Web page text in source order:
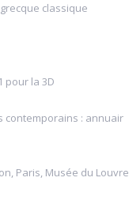
classique
pour la 3D
contemporains : annuair
Paris, Musée du Louvre